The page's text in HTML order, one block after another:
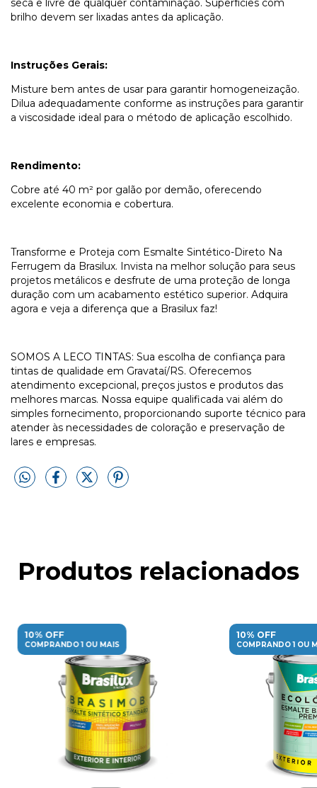
seca e livre de qualquer contaminação. Superfícies com
brilho devem ser lixadas antes da aplicação.
Instruções Gerais:
Misture bem antes de usar para garantir homogeneização.
Dilua adequadamente conforme as instruções para garantir
a viscosidade ideal para o método de aplicação escolhido.
Rendimento:
Cobre até 40 m² por galão por demão, oferecendo
excelente economia e cobertura.
Transforme e Proteja com Esmalte Sintético-Direto Na
Ferrugem da Brasilux. Invista na melhor solução para seus
projetos metálicos e desfrute de uma proteção de longa
duração com um acabamento estético superior. Adquira
agora e veja a diferença que a Brasilux faz!
SOMOS A LECO TINTAS: Sua escolha de confiança para
tintas de qualidade em Gravataí/RS. Oferecemos
atendimento excepcional, preços justos e produtos das
melhores marcas. Nossa equipe qualificada vai além do
simples fornecimento, proporcionando suporte técnico para
atender às necessidades de coloração e preservação de
lares e empresas.
Produtos relacionados
10% OFF
COMPRANDO 1 OU MAIS
10% OFF
COMPRANDO 1 OU